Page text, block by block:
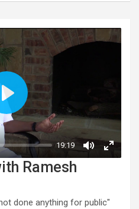
Ramesh
done anything for public"